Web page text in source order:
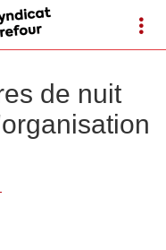
de nuit